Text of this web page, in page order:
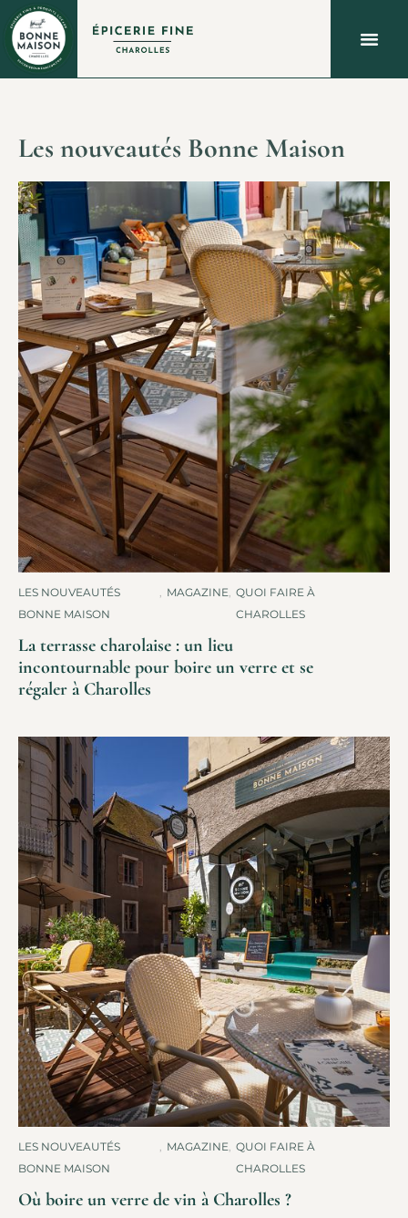
Les nouveautés Bonne Maison
LES NOUVEAUTÉS
BONNE MAISON
MAGAZINE QUOI FAIRE À
CHAROLLES
La terrasse charolaise : un lieu
incontournable pour boire un verre et se
régaler à Charolles
LES NOUVEAUTÉS
BONNE MAISON
MAGAZINE QUOI FAIRE À
CHAROLLES
Où boire un verre de vin à Charolles ?